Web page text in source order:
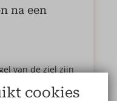
na een
van de ziel zijn
een cookies